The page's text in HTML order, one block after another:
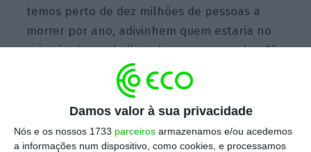
Damos valor à sua privacidade
Nós e os nossos 1733 parceiros armazenamos e/ou acedemos
a informações num dispositivo, como cookies, e processamos
temos perto de dez milhões de pessoas a
morrer por ano, adivinhem quem estaria no
primeiro lugar da lista de pessoas a culpar?”
https://eco.sapo.pt/quote/jim-oneill-as-empresas-farmaceuticas-deviam-ter-cuidado-com-a-gritaria-que-6/ Copiar